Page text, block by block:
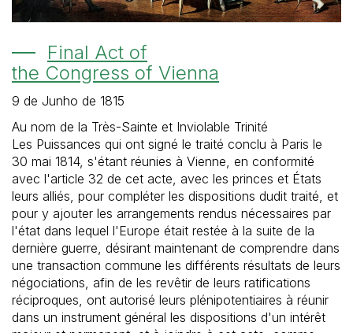
Final Act of
the Congress of Vienna
9 de Junho de 1815
Au nom de la Très-Sainte et Inviolable Trinité
Les Puissances qui ont signé le traité conclu à Paris le
30 mai 1814, s'étant réunies à Vienne, en conformité
avec l'article 32 de cet acte, avec les princes et États
leurs alliés, pour compléter les dispositions dudit traité, et
pour y ajouter les arrangements rendus nécessaires par
l'état dans lequel l'Europe était restée à la suite de la
dernière guerre, désirant maintenant de comprendre dans
une transaction commune les différents résultats de leurs
négociations, afin de les revêtir de leurs ratifications
réciproques, ont autorisé leurs plénipotentiaires à réunir
dans un instrument général les dispositions d'un intérêt